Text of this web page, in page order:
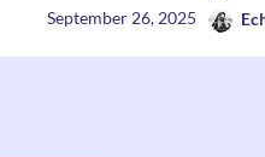
September 26, 2025